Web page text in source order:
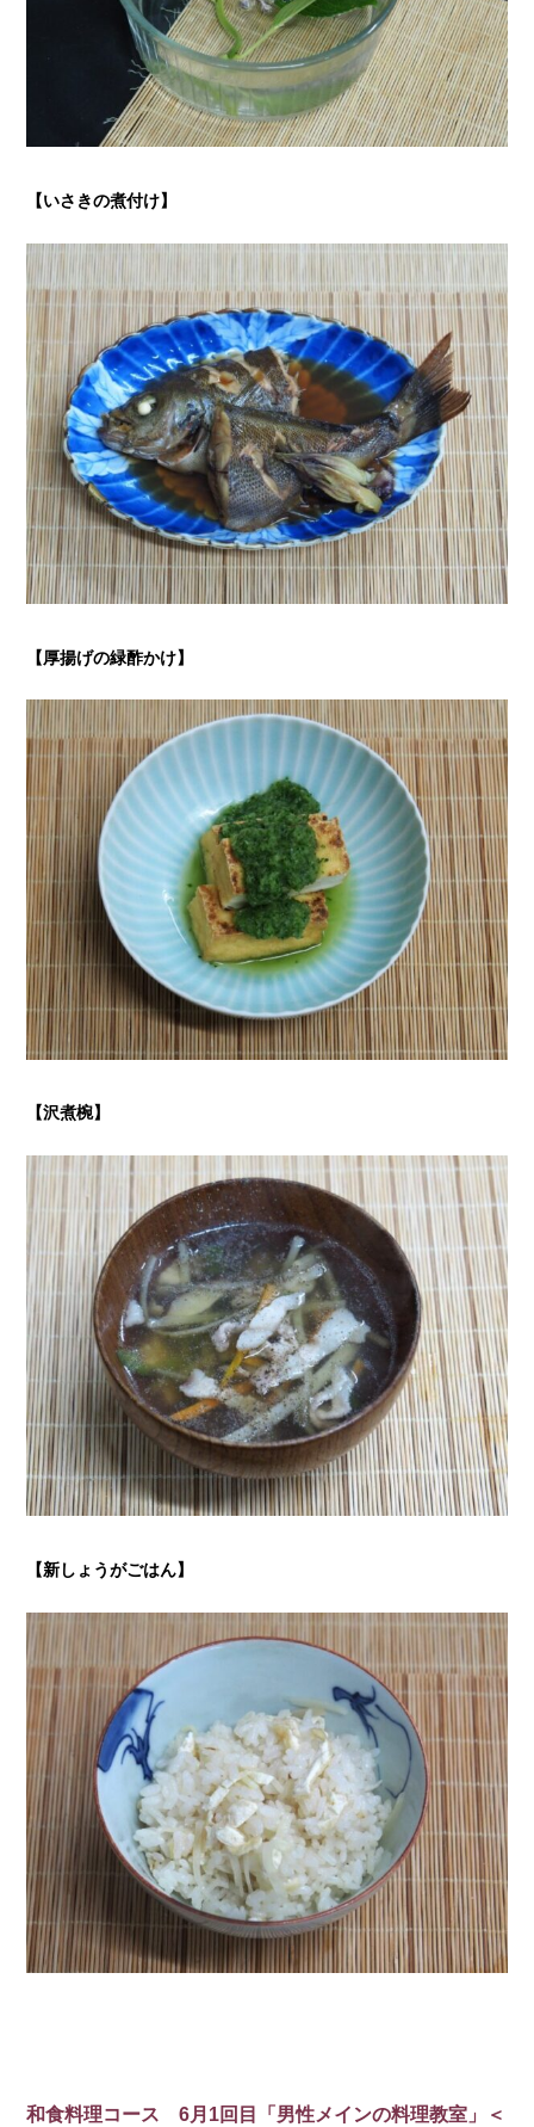
【いさきの煮付け】
【厚揚げの緑酢かけ】
【沢煮椀】
【新しょうがごはん】
和食料理コース 6月1回目「男性メインの料理教室」＜